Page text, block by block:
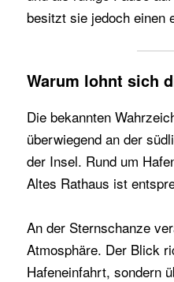
besitzt sie jedoch einen
Warum lohnt sich
Die bekannten
überwiegend an der
der Insel. Rund um
Altes Rathaus ist
An der Sternschanze
Atmosphäre. Der Blick
Hafeneinfahrt, sondern